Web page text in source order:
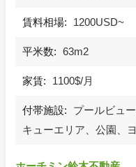
賃料相場: 1200USD~
平米数: 63m2
家賃: 1100$/月
付帯施設:
プールビュ
キューエリア、公園、